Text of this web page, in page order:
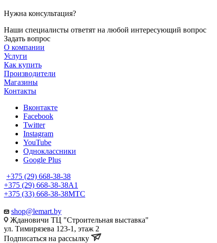
Нужна консультация?
Наши специалисты ответят на любой интересующий вопрос
Задать вопрос
О компании
Услуги
Как купить
Производители
Магазины
Контакты
Вконтакте
Facebook
Twitter
Instagram
YouTube
Одноклассники
Google Plus
+375 (29) 668-38-38
+375 (29) 668-38-38A1
+375 (33) 668-38-38МТС
shop@lemart.by
Ждановичи ТЦ "Строительная выставка"
ул. Тимирязева 123-1, этаж 2
Подписаться на рассылку